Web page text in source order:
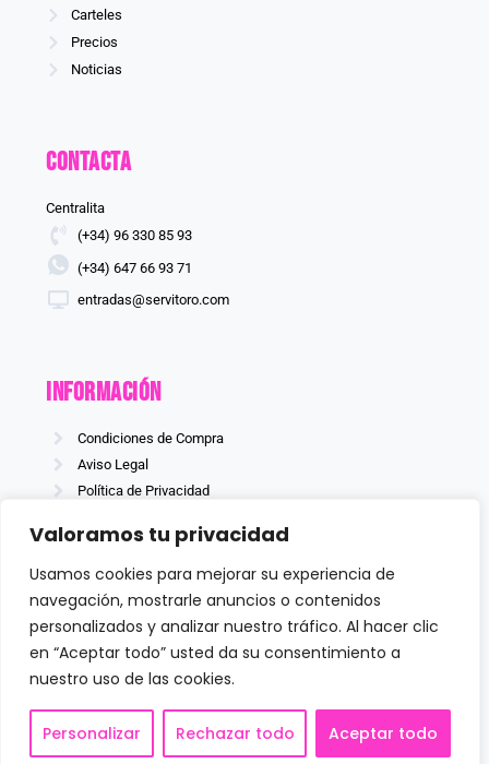
Valoramos tu privacidad
Usamos cookies para mejorar su experiencia de
navegación, mostrarle anuncios o contenidos
personalizados y analizar nuestro tráfico. Al hacer clic
en “Aceptar todo” usted da su consentimiento a
nuestro uso de las cookies.
Personalizar Rechazar todo Aceptar todo
Carteles
Precios
Noticias
Contacta
Centralita
(+34) 96 330 85 93
(+34) 647 66 93 71
entradas@servitoro.com
información
Condiciones de Compra
Aviso Legal
Política de Privacidad
Síguenos
Diseño y desarrollo.Love for SEO